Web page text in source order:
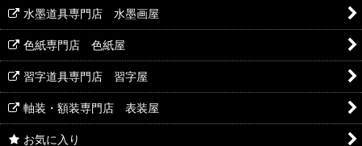
水墨道具専門店 水墨画屋
色紙専門店 色紙屋
習字道具専門店 習字屋
軸装・額装専門店 表装屋
お気に入り